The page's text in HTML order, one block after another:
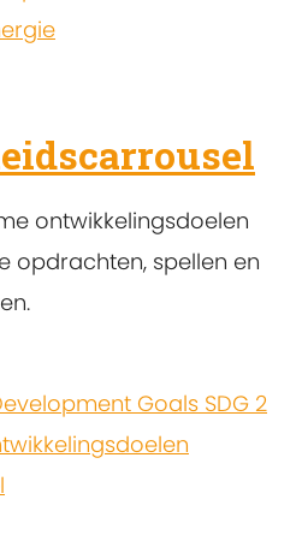
ontwikkelingsdoelen
opdrachten, spellen en
Goals SDG 2